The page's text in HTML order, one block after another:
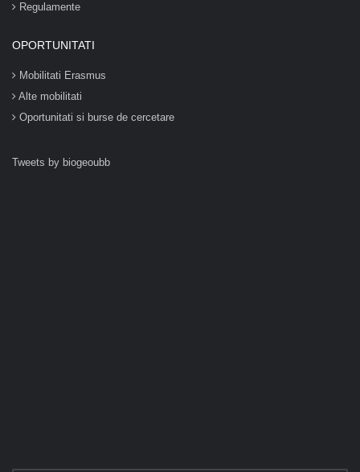
Regulamente
OPORTUNITATI
Mobilitati Erasmus
Alte mobilitati
Oportunitati si burse de cercetare
Tweets by biogeoubb